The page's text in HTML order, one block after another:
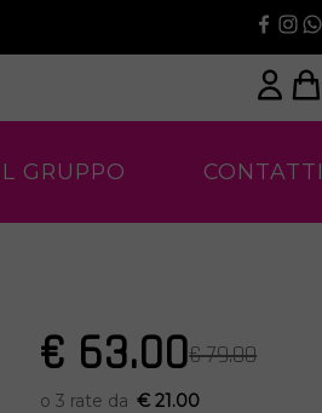
GRUPPO CONTATTI
€ 63.00€ 79.00
€ 21.00